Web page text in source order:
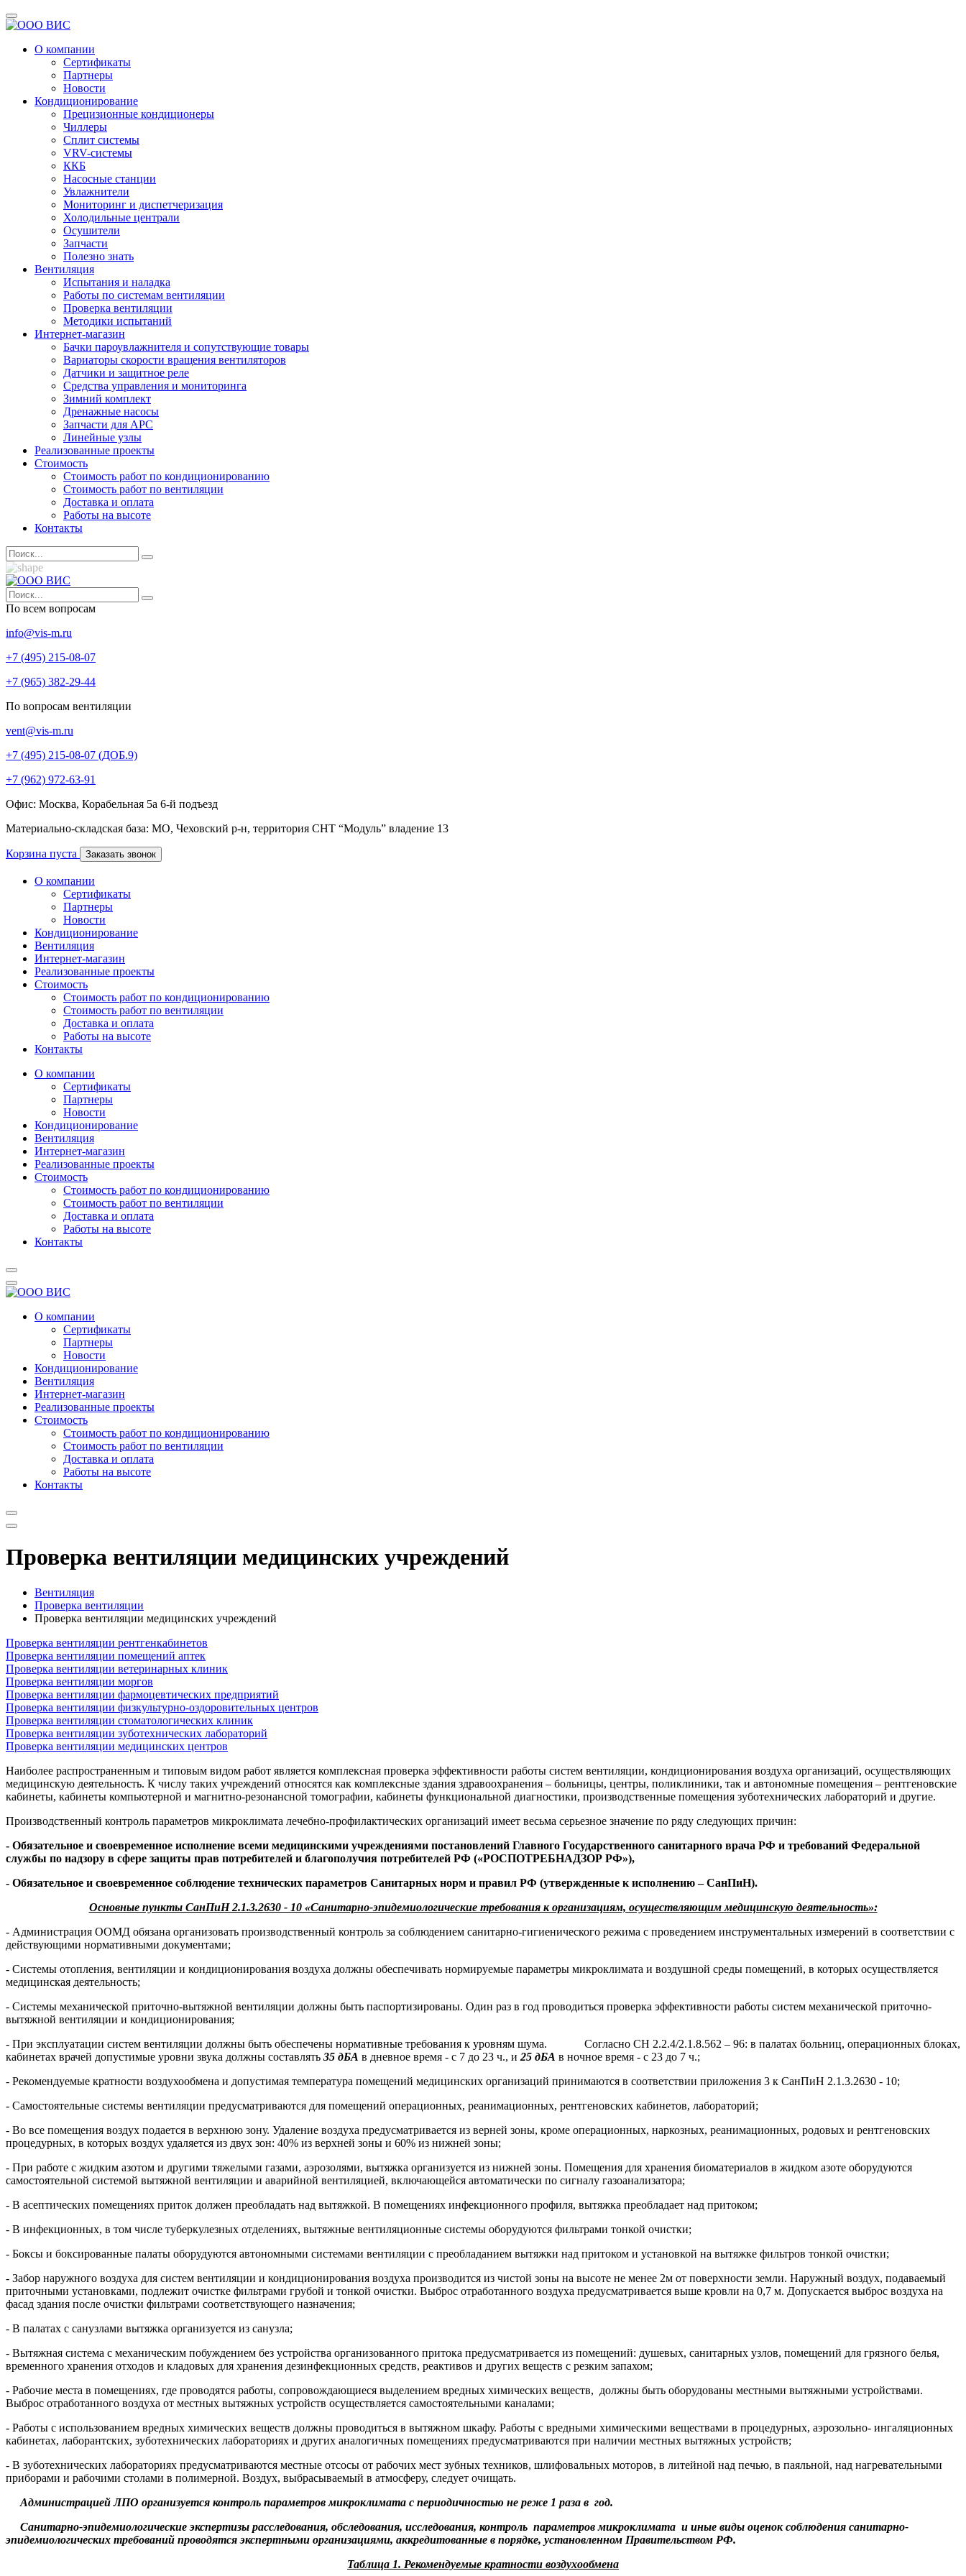
О компании
Сертификаты
Партнеры
Новости
Кондиционирование
Прецизионные кондиционеры
Чиллеры
Сплит системы
VRV-системы
ККБ
Насосные станции
Увлажнители
Мониторинг и диспетчеризация
Холодильные централи
Осушители
Запчасти
Полезно знать
Вентиляция
Испытания и наладка
Работы по системам вентиляции
Проверка вентиляции
Методики испытаний
Интернет-магазин
Бачки пароувлажнителя и сопутствующие товары
Вариаторы скорости вращения вентиляторов
Датчики и защитное реле
Средства управления и мониторинга
Зимний комплект
Дренажные насосы
Запчасти для APC
Линейные узлы
Реализованные проекты
Стоимость
Стоимость работ по кондиционированию
Стоимость работ по вентиляции
Доставка и оплата
Работы на высоте
Контакты
По всем вопросам
info@vis-m.ru
+7 (495) 215-08-07
+7 (965) 382-29-44
По вопросам вентиляции
vent@vis-m.ru
+7 (495) 215-08-07 (ДОБ.9)
+7 (962) 972-63-91
Офис: Москва, Корабельная 5а 6-й подъезд
Материально-складская база: МО, Чеховский р-н, территория СНТ “Модуль” владение 13
Корзина пуста Заказать звонок
О компании
Сертификаты
Партнеры
Новости
Кондиционирование
Вентиляция
Интернет-магазин
Реализованные проекты
Стоимость
Стоимость работ по кондиционированию
Стоимость работ по вентиляции
Доставка и оплата
Работы на высоте
Контакты
О компании
Сертификаты
Партнеры
Новости
Кондиционирование
Вентиляция
Интернет-магазин
Реализованные проекты
Стоимость
Стоимость работ по кондиционированию
Стоимость работ по вентиляции
Доставка и оплата
Работы на высоте
Контакты
О компании
Сертификаты
Партнеры
Новости
Кондиционирование
Вентиляция
Интернет-магазин
Реализованные проекты
Стоимость
Стоимость работ по кондиционированию
Стоимость работ по вентиляции
Доставка и оплата
Работы на высоте
Контакты
Проверка вентиляции медицинских учреждений
Вентиляция
Проверка вентиляции
Проверка вентиляции медицинских учреждений
Проверка вентиляции рентгенкабинетов
Проверка вентиляции помещений аптек
Проверка вентиляции ветеринарных клиник
Проверка вентиляции моргов
Проверка вентиляции фармоцевтических предприятий
Проверка вентиляции физкультурно-оздоровительных центров
Проверка вентиляции стоматологических клиник
Проверка вентиляции зуботехнических лабораторий
Проверка вентиляции медицинских центров
Наиболее распространенным и типовым видом работ является комплексная проверка эффективности работы систем вентиляции, кондиционирования воздуха организаций, осуществляющих
медицинскую деятельность. К числу таких учреждений относятся как комплексные здания здравоохранения – больницы, центры, поликлиники, так и автономные помещения – рентгеновские
кабинеты, кабинеты компьютерной и магнитно-резонансной томографии, кабинеты функциональной диагностики, производственные помещения зуботехнических лабораторий и другие.
Производственный контроль параметров микроклимата лечебно-профилактических организаций имеет весьма серьезное значение по ряду следующих причин:
- Обязательное и своевременное исполнение всеми медицинскими учреждениями постановлений Главного Государственного санитарного врача РФ и требований Федеральной
службы по надзору в сфере защиты прав потребителей и благополучия потребителей РФ («РОСПОТРЕБНАДЗОР РФ»),
- Обязательное и своевременное соблюдение технических параметров Санитарных норм и правил РФ (утвержденные к исполнению – СанПиН).
Основные пункты СанПиН 2.1.3.2630 - 10 «Санитарно-эпидемиологические требования к организациям, осуществляющим медицинскую деятельность»:
- Администрация ООМД обязана организовать производственный контроль за соблюдением санитарно-гигиенического режима с проведением инструментальных измерений в соответствии с
действующими нормативными документами;
- Системы отопления, вентиляции и кондиционирования воздуха должны обеспечивать нормируемые параметры микроклимата и воздушной среды помещений, в которых осуществляется
медицинская деятельность;
- Системы механической приточно-вытяжной вентиляции должны быть паспортизированы. Один раз в год проводиться проверка эффективности работы систем механической приточно-
вытяжной вентиляции и кондиционирования;
- При эксплуатации систем вентиляции должны быть обеспечены нормативные требования к уровням шума. Согласно СН 2.2.4/2.1.8.562 – 96: в палатах больниц, операционных блоках,
кабинетах врачей допустимые уровни звука должны составлять 35 дБА в дневное время - с 7 до 23 ч., и 25 дБА в ночное время - с 23 до 7 ч.;
- Рекомендуемые кратности воздухообмена и допустимая температура помещений медицинских организаций принимаются в соответствии приложения 3 к СанПиН 2.1.3.2630 - 10;
- Самостоятельные системы вентиляции предусматриваются для помещений операционных, реанимационных, рентгеновских кабинетов, лабораторий;
- Во все помещения воздух подается в верхнюю зону. Удаление воздуха предусматривается из верней зоны, кроме операционных, наркозных, реанимационных, родовых и рентгеновских
процедурных, в которых воздух удаляется из двух зон: 40% из верхней зоны и 60% из нижней зоны;
- При работе с жидким азотом и другими тяжелыми газами, аэрозолями, вытяжка организуется из нижней зоны. Помещения для хранения биоматериалов в жидком азоте оборудуются
самостоятельной системой вытяжной вентиляции и аварийной вентиляцией, включающейся автоматически по сигналу газоанализатора;
- В асептических помещениях приток должен преобладать над вытяжкой. В помещениях инфекционного профиля, вытяжка преобладает над притоком;
- В инфекционных, в том числе туберкулезных отделениях, вытяжные вентиляционные системы оборудуются фильтрами тонкой очистки;
- Боксы и боксированные палаты оборудуются автономными системами вентиляции с преобладанием вытяжки над притоком и установкой на вытяжке фильтров тонкой очистки;
- Забор наружного воздуха для систем вентиляции и кондиционирования воздуха производится из чистой зоны на высоте не менее 2м от поверхности земли. Наружный воздух, подаваемый
приточными установками, подлежит очистке фильтрами грубой и тонкой очистки. Выброс отработанного воздуха предусматривается выше кровли на 0,7 м. Допускается выброс воздуха на
фасад здания после очистки фильтрами соответствующего назначения;
- В палатах с санузлами вытяжка организуется из санузла;
- Вытяжная система с механическим побуждением без устройства организованного притока предусматривается из помещений: душевых, санитарных узлов, помещений для грязного белья,
временного хранения отходов и кладовых для хранения дезинфекционных средств, реактивов и других веществ с резким запахом;
- Рабочие места в помещениях, где проводятся работы, сопровождающиеся выделением вредных химических веществ, должны быть оборудованы местными вытяжными устройствами.
Выброс отработанного воздуха от местных вытяжных устройств осуществляется самостоятельными каналами;
- Работы с использованием вредных химических веществ должны проводиться в вытяжном шкафу. Работы с вредными химическими веществами в процедурных, аэрозольно- ингаляционных
кабинетах, лаборантских, зуботехнических лабораториях и других аналогичных помещениях предусматриваются при наличии местных вытяжных устройств;
- В зуботехнических лабораториях предусматриваются местные отсосы от рабочих мест зубных техников, шлифовальных моторов, в литейной над печью, в паяльной, над нагревательными
приборами и рабочими столами в полимерной. Воздух, выбрасываемый в атмосферу, следует очищать.
Администрацией ЛПО организуется контроль параметров микроклимата с периодичностью не реже 1 раза в год.
Санитарно-эпидемиологические экспертизы расследования, обследования, исследования, контроль параметров микроклимата и иные виды оценок соблюдения санитарно-
эпидемиологических требований проводятся экспертными организациями, аккредитованные в порядке, установленном Правительством РФ.
Таблица 1. Рекомендуемые кратности воздухообмена